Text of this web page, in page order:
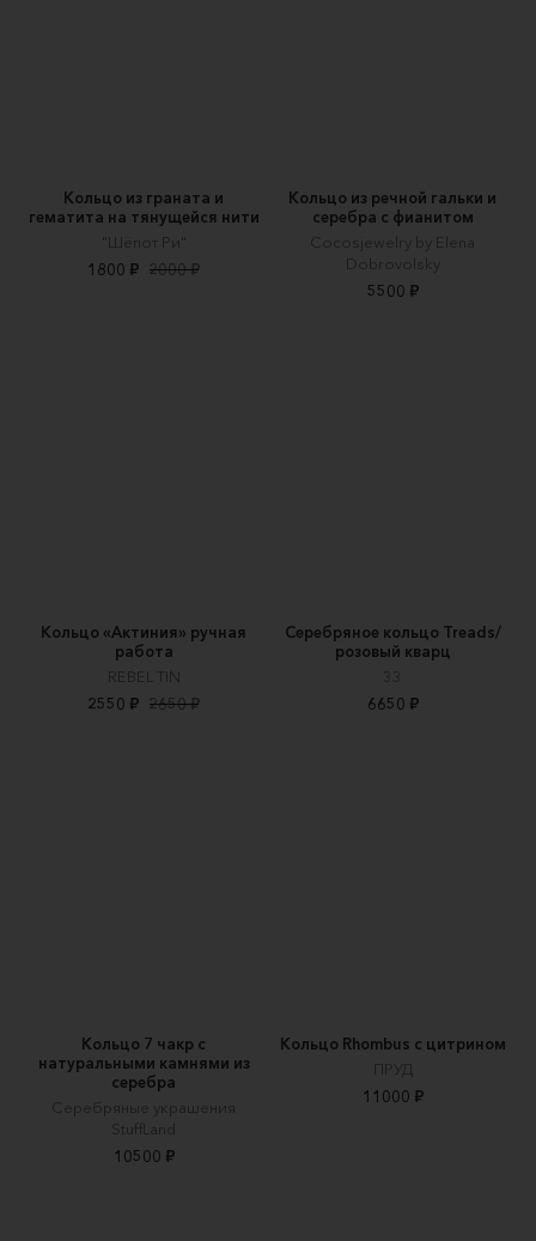
Кольцо из граната и
гематита на тянущейся нити
"Шёпот Ри"
1800 ₽ 2000 ₽
Кольцо из речной гальки и
серебра с фианитом
Cocosjewelry by Elena
Dobrovolsky
5500 ₽
Кольцо «Актиния» ручная
работа
REBEL TIN
2550 ₽ 2650 ₽
Серебряное кольцо Treads/
розовый кварц
33
6650 ₽
Кольцо 7 чакр с
натуральными камнями из
серебра
Серебряные украшения
StuffLand
10500 ₽
Кольцо Rhombus с цитрином
ПРУД
11000 ₽